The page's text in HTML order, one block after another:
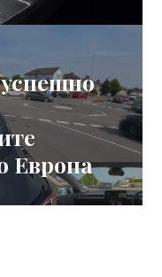
Европа